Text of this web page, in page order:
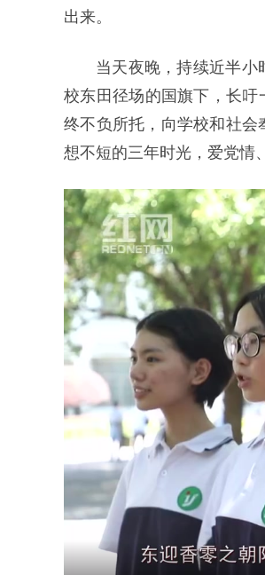
出来。
当天夜晚，持续近半小
校东田径场的国旗下，长吁
终不负所托，向学校和社会
想不短的三年时光，爱党情